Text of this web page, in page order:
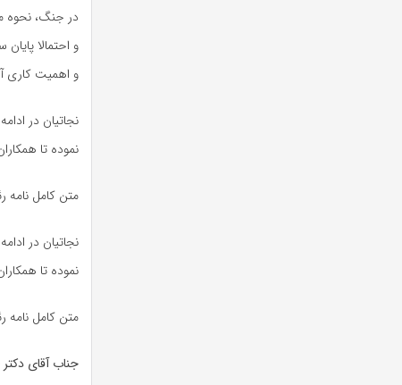
در جنگ، نحوه
و احتمالا
و اهمیت کاری
نجاتیان در
نموده تا
متن کامل نامه
نجاتیان در
نموده تا
متن کامل نامه
جناب آقای